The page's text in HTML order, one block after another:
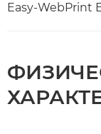
Easy-WebPrint